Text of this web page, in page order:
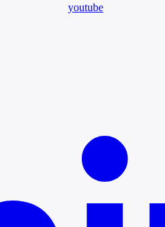
youtube